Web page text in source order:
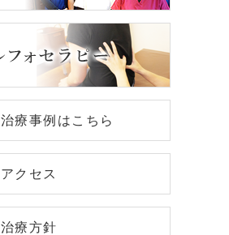
治療事例はこちら
アクセス
治療方針